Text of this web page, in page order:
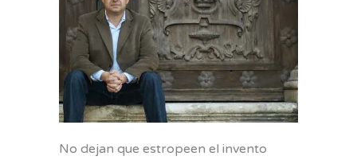
No dejan que estropeen el invento